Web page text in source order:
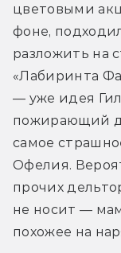
цветовыми
фоне,
разложить на
«Лабиринта
— уже идея
пожирающий
самое
Офелия.
прочих
не носит —
похожее на